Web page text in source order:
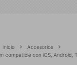
Inicio
Accesorios
compatible con iOS, Android,